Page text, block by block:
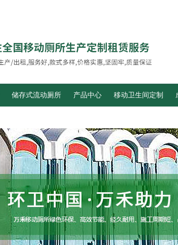
储存式流动厕所 产品中心 移动卫生间定制